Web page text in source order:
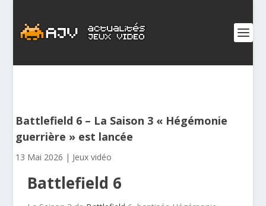
Battlefield 6 – La Saison 3 « Hégémonie
guerrière » est lancée
13 Mai 2026 | Jeux vidéo
Battlefield 6